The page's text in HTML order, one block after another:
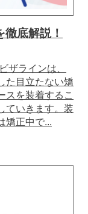
底解説！
ザラインは、
た目立たない矯
スを装着するこ
ていきます。装
矯正中で...